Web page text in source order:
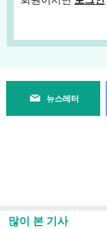
뉴스레터
많이 본 기사